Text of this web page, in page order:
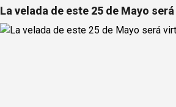
La velada de este 25 de Mayo